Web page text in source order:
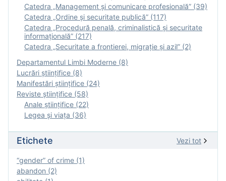
Catedra „Management și comunicare profesională” (39)
Catedra „Ordine și securitate publică” (117)
Catedra „Procedură penală, criminalistică și securitate
informațională” (217)
Catedra „Securitate a frontierei, migrație și azil” (2)
Departamentul Limbi Moderne (8)
Lucrări științifice (8)
Manifestări ştiinţifice (24)
Reviste ştiinţifice (58)
Anale ştiinţifice (22)
Legea şi viaţa (36)
Etichete Vezi tot
“gender” of crime (1)
abandon (2)